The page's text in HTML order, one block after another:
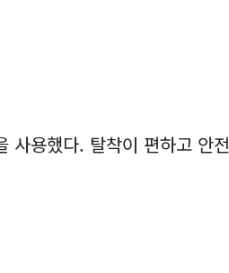
사용했다. 탈착이 편하고 안전